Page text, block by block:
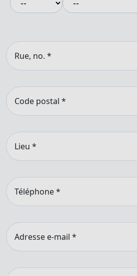
Rue, no. *
Code postal *
Lieu *
Téléphone*
Adresse e-mail *